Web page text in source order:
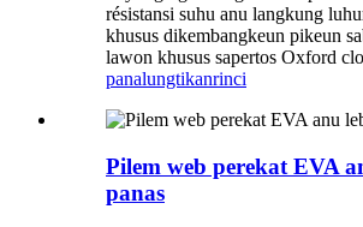
résistansi suhu anu langkung
khusus dikembangkeun pikeun
lawon khusus sapertos Oxford
panalungtikanrinci
Pilem web perekat EVA
panas